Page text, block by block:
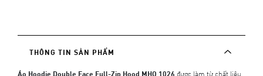
THÔNG TIN SẢN PHẨM
Áo Hoodie Double Face Full-Zip Hood MHO 1026 được làm từ chất liệu